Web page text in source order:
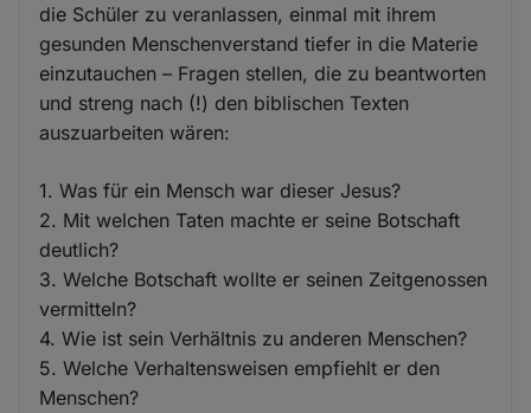
die Schüler zu veranlassen, einmal mit ihrem
gesunden Menschenverstand tiefer in die Materie
einzutauchen – Fragen stellen, die zu beantworten
und streng nach (!) den biblischen Texten
auszuarbeiten wären:
1. Was für ein Mensch war dieser Jesus?
2. Mit welchen Taten machte er seine Botschaft
deutlich?
3. Welche Botschaft wollte er seinen Zeitgenossen
vermitteln?
4. Wie ist sein Verhältnis zu anderen Menschen?
5. Welche Verhaltensweisen empfiehlt er den
Menschen?